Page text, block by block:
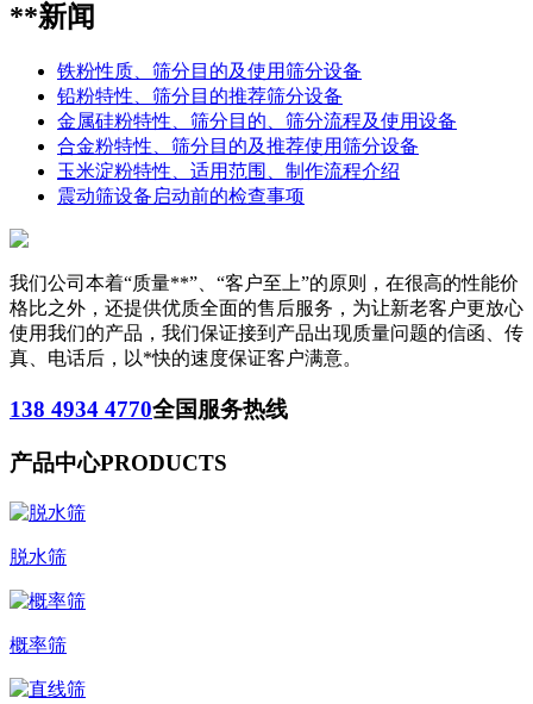
**新闻
铁粉性质、筛分目的及使用筛分设备
铅粉特性、筛分目的推荐筛分设备
金属硅粉特性、筛分目的、筛分流程及使用设备
合金粉特性、筛分目的及推荐使用筛分设备
玉米淀粉特性、适用范围、制作流程介绍
震动筛设备启动前的检查事项
我们公司本着“质量**”、“客户至上”的原则，在很高的性能价
格比之外，还提供优质全面的售后服务，为让新老客户更放心
使用我们的产品，我们保证接到产品出现质量问题的信函、传
真、电话后，以*快的速度保证客户满意。
138 4934 4770全国服务热线
产品中心PRODUCTS
脱水筛
概率筛